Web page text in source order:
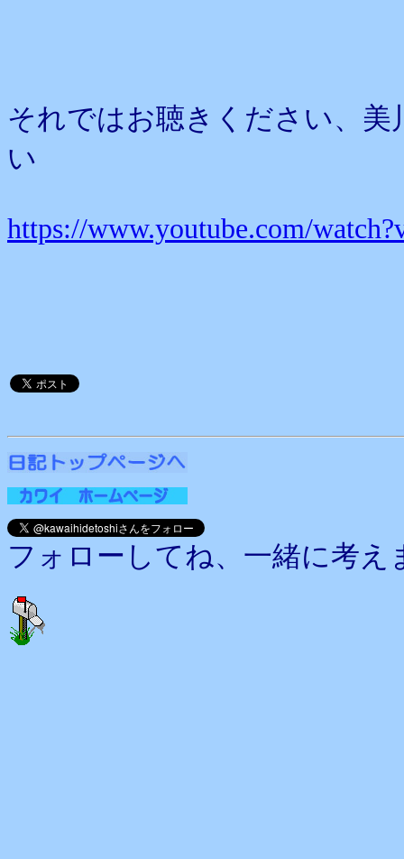
それではお聴きください、
い
https://www.youtube.com/
フォローしてね、一緒に考え